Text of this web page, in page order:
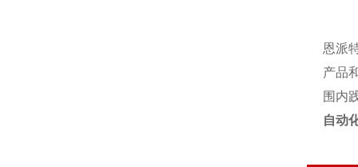
恩派
产品
围内
自动